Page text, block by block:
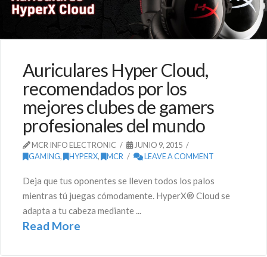
Auriculares Hyper Cloud,
recomendados por los
mejores clubes de gamers
profesionales del mundo
MCR INFO ELECTRONIC
JUNIO 9, 2015
GAMING, HYPERX, MCR LEAVE A COMMENT
Deja que tus oponentes se lleven todos los palos
mientras tú juegas cómodamente. HyperX® Cloud se
adapta a tu cabeza mediante ...
Read More